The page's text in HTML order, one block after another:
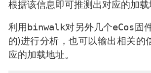
根据该信息即可推测出对应的加载
利用 binwalk对另外几个eCos 固
的)进行分析，也可以输出相关的
应的加载地址。